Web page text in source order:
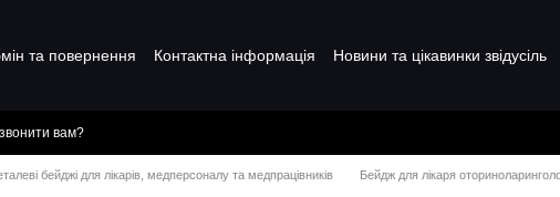
та повернення Контактна інформація Новини та цікавинки звідусіль
вам?
бейджі для лікарів, медперсоналу та медпрацівників Бейдж для лікаря